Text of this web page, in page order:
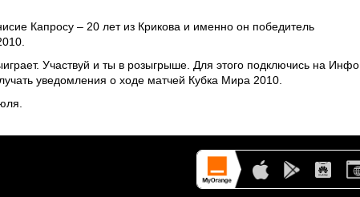
Капросу – 20 лет из Крикова и именно он победитель
Участвуй и ты в розыгрыше. Для этого подключись на Инфо
уведомления о ходе матчей Кубка Мира 2010.